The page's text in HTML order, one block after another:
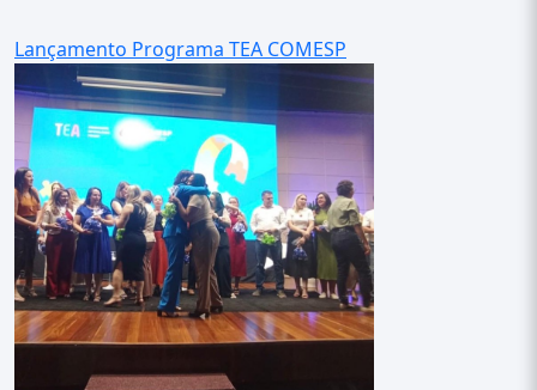
Lançamento Programa TEA COMESP